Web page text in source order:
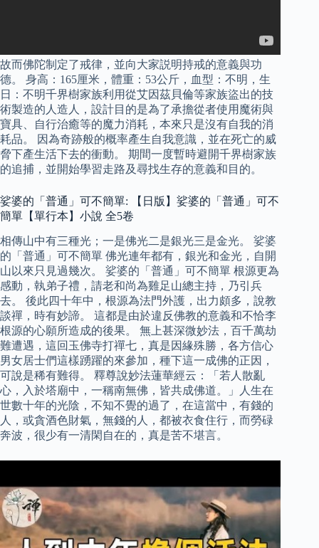
故而佛陀制定了戒律，並向大家説明持戒的意義與功
德。 身高：165厘米，體重：53公斤，血型：不明，生
日：不明千界樹家族利用從艾因茲貝倫等家族盜出的技
術製造的人造人，設計目的是為了承擔從者使用魔術與
寶具、自行治癒等的魔力消耗，本來只是沒有自我的消
耗品。 因為奇跡般的概率產生自我意識，並在死亡的威
脅下產生活下去的衝動。 期間一度暫時避開千界樹家族
的追捕，並開始學習走路及尋找生存的意義和目的。
娑婆的「普通」可不簡單: 【日版】娑婆的「普通」可不
簡單【單行本】小說 全5卷
相傳山中有三種光；一是佛光二是銀光三是金光。 娑婆
的「普通」可不簡單 佛光連年都有，銀光和金光，自開
山以來只見過幾次。 娑婆的「普通」可不簡單 根源更為
感動，執弟子禮，請老和尚為雞足山總主持，乃引兵
去。 後此四十年中，根源為法門外護，出力頗多，說教
談禪，時有妙諦。 這都是由於違反佛教的意義和不恰李
根源的心願所造成的後果。 無上甚深微妙法，百千萬劫
難遭遇，這回玉佛寺打禪七，真是因緣殊勝，各方信心
男女居士們這樣踴躍的來參加，種下這一成佛的正因，
可說是稀有難得。 釋尊說妙法蓮華經云：「若人散亂
心，入於塔廟中，一稱南無佛，皆共成佛道。」人生在
世數十年的光陰，不知不覺的過了，在這當中，有錢的
人，或貪酒色財氣，無錢的人，都被衣食住行，而勞碌
奔波，很少有一清閑自在的，真是苦不堪言。